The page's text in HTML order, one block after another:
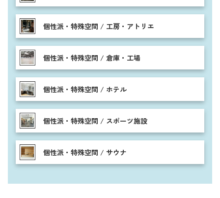
個性派・特殊空間 / 工房・アトリエ
個性派・特殊空間 / 倉庫・工場
個性派・特殊空間 / ホテル
個性派・特殊空間 / スポーツ施設
個性派・特殊空間 / サウナ